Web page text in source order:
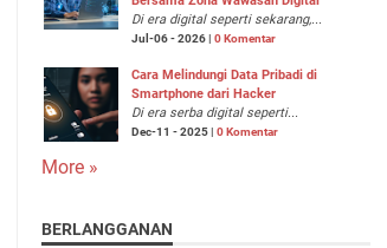
Di era digital seperti sekarang,...
Jul-06 - 2026 | 0 Komentar
Cara Melindungi Data Pribadi di
Smartphone dari Hacker
Di era serba digital seperti...
Dec-11 - 2025 | 0 Komentar
More »
BERLANGGANAN